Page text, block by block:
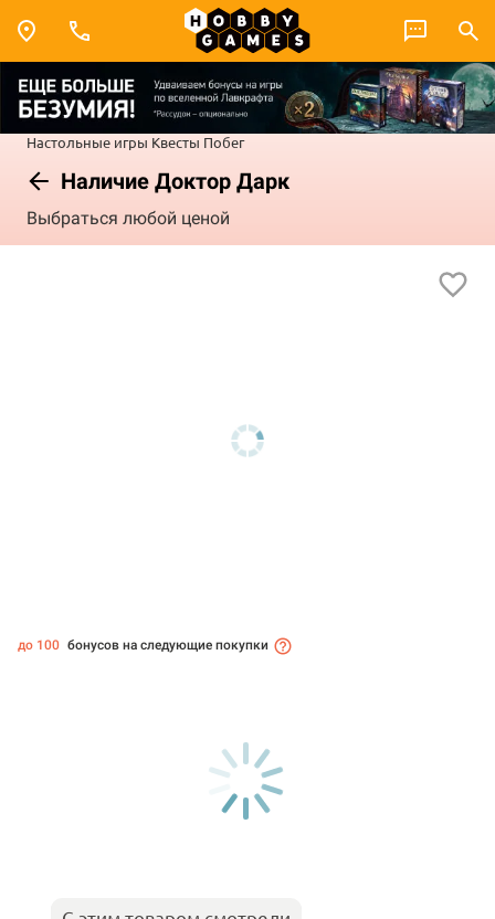
Настольные игры Квесты Побег
Наличие Доктор Дарк
Выбраться любой ценой
до 100 бонусов на следующие покупки